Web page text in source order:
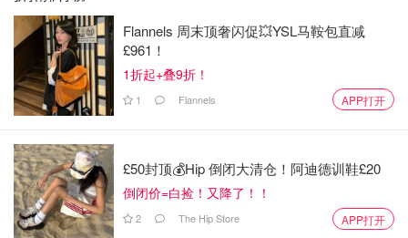
Flannels 周末顶奢闪促💥YSL马鞍包直减
£961！
1折起+叠9折！
1 Flannels APP打开
£50封顶💰Hip 倒闭大清仓！阿迪德训鞋£20
倒闭价=白捡！又降了！！
2 The Hip Store APP打开